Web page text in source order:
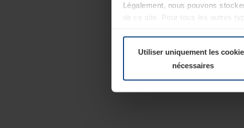
Légalement, nous pouvons
de ce site. Pour tous les autres
Utiliser uniquement les
nécessaires